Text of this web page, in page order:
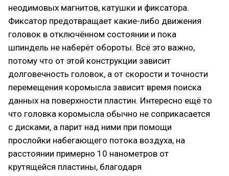
неодимовых магнитов, катушки и фиксатора.
Фиксатор предотвращает какие-либо движения
головок в отключённом состоянии и пока
шпиндель не наберёт обороты. Всё это важно,
потому что от этой конструкции зависит
долговечность головок, а от скорости и точности
перемещения коромысла зависит время поиска
данных на поверхности пластин. Интересно ещё то
что головка коромысла обычно не соприкасается
с дисками, а парит над ними при помощи
прослойки набегающего потока воздуха, на
расстоянии примерно 10 нанометров от
крутящейся пластины, благодаря